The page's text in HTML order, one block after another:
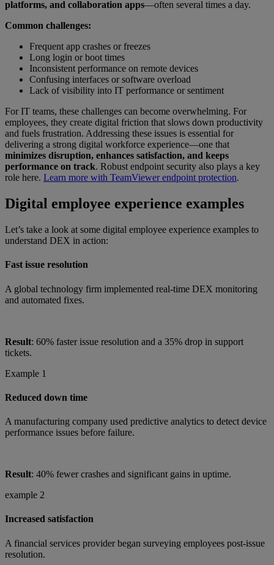
platforms, and collaboration apps—often several times a day.
Common challenges:
Frequent app crashes or freezes
Long login or boot times
Inconsistent performance on remote devices
Confusing interfaces or software overload
Lack of visibility into IT performance or sentiment
For IT teams, these challenges can become overwhelming. For
employees, they create digital friction that slows down productivity
and fuels frustration. Addressing these issues is essential for
delivering a strong digital workforce experience—one that
minimizes disruption, enhances satisfaction, and keeps
performance on track. Robust endpoint security also plays a key
role here. Learn more with TeamViewer endpoint protection.
Digital employee experience examples
Let’s take a look at some digital employee experience examples to
understand DEX in action:
Fast issue resolution
A global technology firm implemented real-time DEX monitoring
and automated fixes.
Result: 60% faster issue resolution and a 35% drop in support
tickets.
Example 1
Reduced down time
A manufacturing company used predictive analytics to detect device
performance issues before failure.
Result: 40% fewer crashes and significant gains in uptime.
example 2
Increased satisfaction
A financial services provider began surveying employees post-issue
resolution.